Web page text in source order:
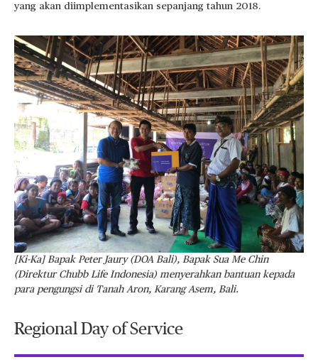
yang akan diimplementasikan sepanjang tahun 2018.
[Ki-Ka] Bapak Peter Jaury (DOA Bali), Bapak Sua Me Chin
(Direktur Chubb Life Indonesia) menyerahkan bantuan kepada
para pengungsi di Tanah Aron, Karang Asem, Bali.
Regional Day of Service